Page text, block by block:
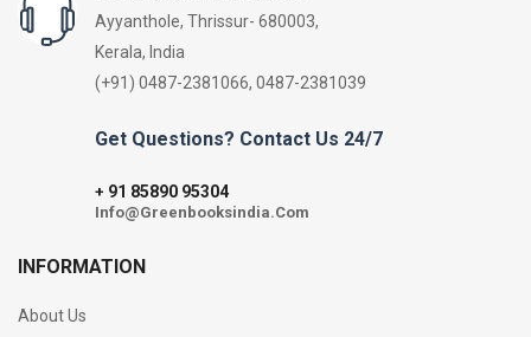
Ayyanthole, Thrissur- 680003,
Kerala, India
(+91) 0487-2381066, 0487-2381039
Get Questions? Contact Us 24/7
+ 91 85890 95304
Info@Greenbooksindia.Com
INFORMATION
About Us